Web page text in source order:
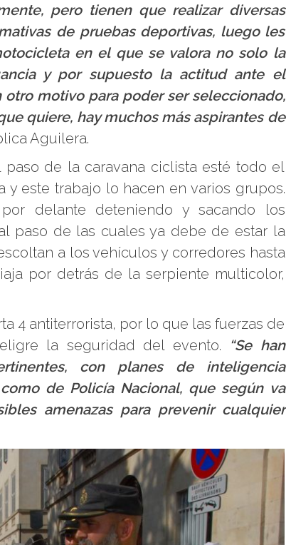
pero tienen que realizar diversas
de pruebas deportivas, luego les
en el que se valora no solo la
y por supuesto la actitud ante el
motivo para poder ser seleccionado,
quiere, hay muchos más aspirantes de
Aguilera.
de la caravana ciclista esté todo el
este trabajo lo hacen en varios grupos.
delante deteniendo y sacando los
paso de las cuales ya debe de estar la
a los vehículos y corredores hasta
por detrás de la serpiente multicolor,
4 antiterrorista, por lo que las fuerzas de
la seguridad del evento.
“Se han
con planes de inteligencia
de Policía Nacional, que según va
amenazas para prevenir cualquier